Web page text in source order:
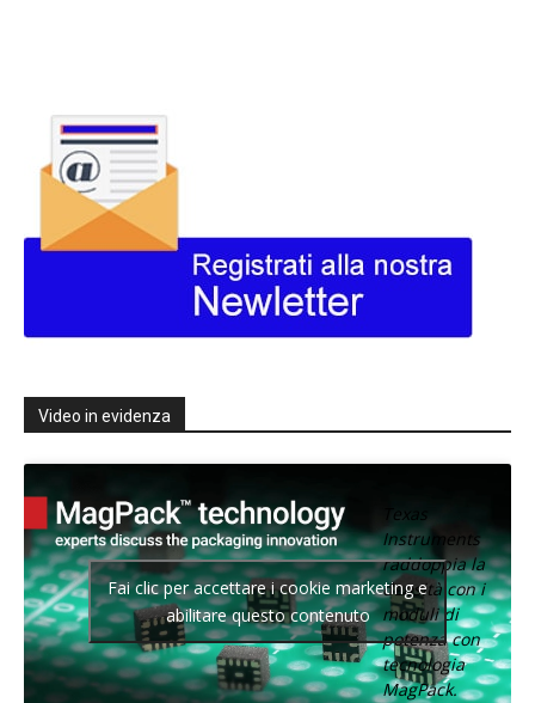
Video in evidenza
Texas
Instruments
raddoppia la
densità con i
moduli di
potenza con
tecnologia
MagPack.
Fai clic per accettare i cookie marketing e
abilitare questo contenuto